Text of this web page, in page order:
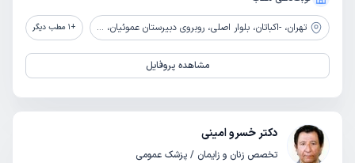
تهران، -اکباتان، بلوار اصلی، روبروی دبیرستان عموئیان، ساختمان پویا، واحد 2 +
1 مطب دیگر
مشاهده پروفایل
دکتر خسرو امینی
تخصص زنان و زایمان / پزشک عمومی